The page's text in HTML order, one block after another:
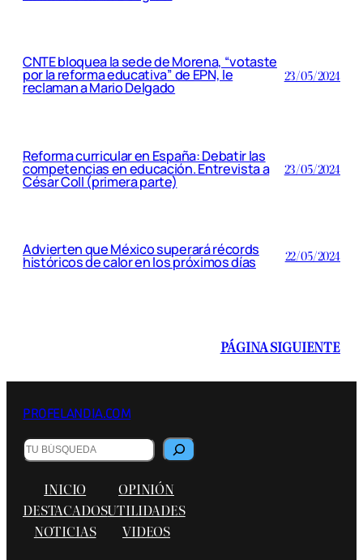
CNTE bloquea la sede de Morena, “votaste
por la reforma educativa” de EPN, le
reclaman a Mario Delgado
23/05/2024
Reforma curricular en España: Debatir las
competencias en educación. Entrevista a
César Coll (primera parte)
23/05/2024
Advierten que México superará récords
históricos de calor en los próximos días 22/05/2024
PÁGINA SIGUIENTE
PROFELANDIA.COM
Buscar
INICIO
DESTACADOS
NOTICIAS
OPINIÓN
UTILIDADES
VIDEOS